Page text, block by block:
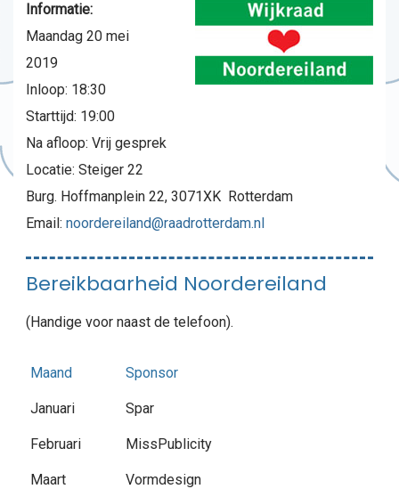
Informatie:
Maandag 20 mei
2019
Inloop: 18:30
Starttijd: 19:00
Na afloop: Vrij gesprek
Locatie: Steiger 22
Burg. Hoffmanplein 22, 3071XK Rotterdam
Email: noordereiland@raadrotterdam.nl
Bereikbaarheid Noordereiland
(Handige voor naast de telefoon).
Maand Sponsor
Januari Spar
Februari MissPublicity
Maart Vormdesign